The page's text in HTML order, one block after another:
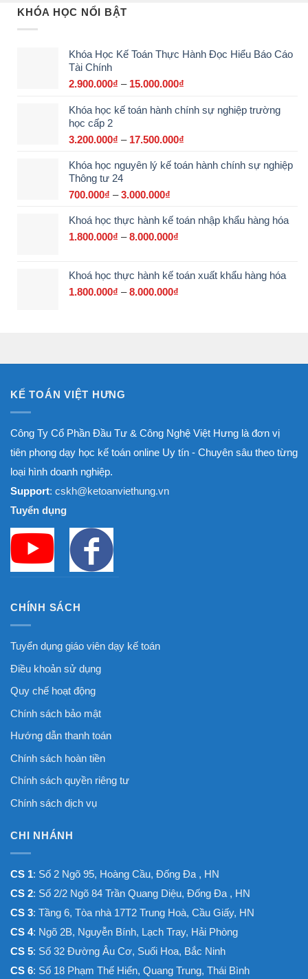
KHÓA HỌC NỔI BẬT
Khóa Học Kế Toán Thực Hành Đọc Hiểu Báo Cáo
Tài Chính
2.900.000₫ – 15.000.000₫
từ
Khóa học kế toán hành chính sự nghiệp trường
học cấp 2
3.200.000₫ – 17.500.000₫
từ
Khóa học nguyên lý kế toán hành chính sự nghiệp
Thông tư 24
700.000₫ – 3.000.000₫
từ
700.000₫
Khoá học thực hành kế toán nhập khẩu hàng hóa
1.800.000₫ – 8.000.000₫
1.800.000₫
Khoá học thực hành kế toán xuất khẩu hàng hóa
1.800.000₫ – 8.000.000₫
KẾ TOÁN VIỆT HƯNG
Công Ty Cổ Phần Đầu Tư & Công Nghệ Việt Hưng là đơn vị
tiên phong dạy học kế toán online Uy tín - Chuyên sâu theo từng
loại hình doanh nghiệp.
Support: cskh@ketoanviethung.vn
Tuyển dụng
CHÍNH SÁCH
Tuyển dụng giáo viên dạy kế toán
Điều khoản sử dụng
Quy chế hoạt động
Chính sách bảo mật
Hướng dẫn thanh toán
Chính sách hoàn tiền
Chính sách quyền riêng tư
Chính sách dịch vụ
CHI NHÁNH
CS 1: Số 2 Ngõ 95, Hoàng Cầu, Đống Đa , HN
CS 2: Số 2/2 Ngõ 84 Trần Quang Diệu, Đống Đa , HN
CS 3: Tầng 6, Tòa nhà 17T2 Trung Hoà, Cầu Giấy, HN
CS 4: Ngõ 2B, Nguyễn Bính, Lạch Tray, Hải Phòng
CS 5: Số 32 Đường Âu Cơ, Suối Hoa, Bắc Ninh
CS 6: Số 18 Phạm Thế Hiển, Quang Trung, Thái Bình